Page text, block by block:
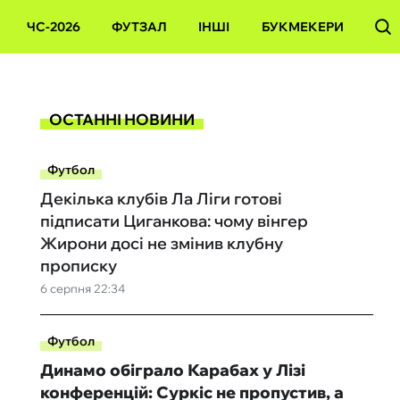
ЧС-2026 ФУТЗАЛ ІНШІ БУКМЕКЕРИ
ОСТАННІ НОВИНИ
Футбол
6 серпня 22:34
Декілька клубів Ла Ліги готові
підписати Циганкова: чому вінгер
Жирони досі не змінив клубну
прописку
Футбол
Динамо обіграло Карабах у Лізі
конференцій: Суркіс не пропустив, а